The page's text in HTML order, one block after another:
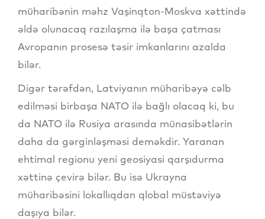
müharibənin məhz Vaşinqton-Moskva xəttində
əldə olunacaq razılaşma ilə başa çatması
Avropanın prosesə təsir imkanlarını azalda
bilər.
Digər tərəfdən, Latviyanın müharibəyə cəlb
edilməsi birbaşa NATO ilə bağlı olacaq ki, bu
da NATO ilə Rusiya arasında münasibətlərin
daha da gərginləşməsi deməkdir. Yaranan
ehtimal regionu yeni geosiyasi qarşıdurma
xəttinə çevirə bilər. Bu isə Ukrayna
müharibəsini lokallıqdan qlobal müstəviyə
daşıya bilər.